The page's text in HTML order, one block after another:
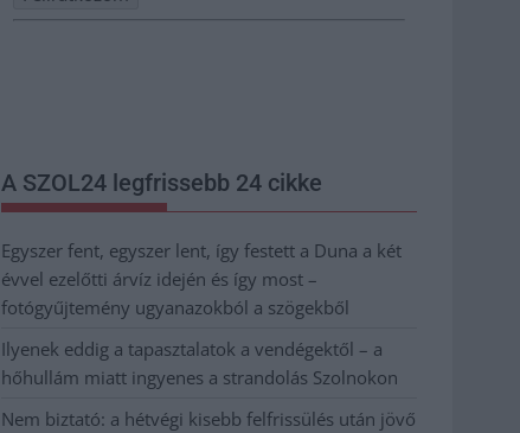
A SZOL24 legfrissebb 24 cikke
Egyszer fent, egyszer lent, így festett a Duna a két
évvel ezelőtti árvíz idején és így most –
fotógyűjtemény ugyanazokból a szögekből
Ilyenek eddig a tapasztalatok a vendégektől – a
hőhullám miatt ingyenes a strandolás Szolnokon
Nem biztató: a hétvégi kisebb felfrissülés után jövő